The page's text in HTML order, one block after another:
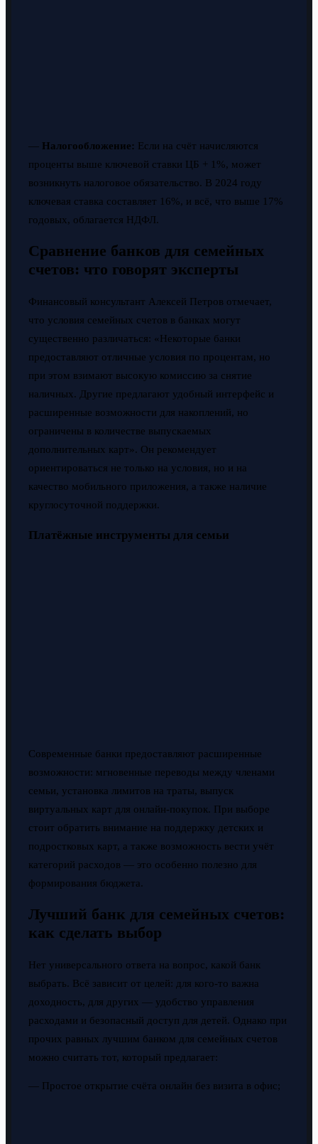
— Налогообложение: Если на счёт начисляются
проценты выше ключевой ставки ЦБ + 1%, может
возникнуть налоговое обязательство. В 2024 году
ключевая ставка составляет 16%, и всё, что выше 17%
годовых, облагается НДФЛ.
Сравнение банков для семейных
счетов: что говорят эксперты
Финансовый консультант Алексей Петров отмечает,
что условия семейных счетов в банках могут
существенно различаться: «Некоторые банки
предоставляют отличные условия по процентам, но
при этом взимают высокую комиссию за снятие
наличных. Другие предлагают удобный интерфейс и
расширенные возможности для накоплений, но
ограничены в количестве выпускаемых
дополнительных карт». Он рекомендует
ориентироваться не только на условия, но и на
качество мобильного приложения, а также наличие
круглосуточной поддержки.
Платёжные инструменты для семьи
Современные банки предоставляют расширенные
возможности: мгновенные переводы между членами
семьи, установка лимитов на траты, выпуск
виртуальных карт для онлайн-покупок. При выборе
стоит обратить внимание на поддержку детских и
подростковых карт, а также возможность вести учёт
категорий расходов — это особенно полезно для
формирования бюджета.
Лучший банк для семейных счетов:
как сделать выбор
Нет универсального ответа на вопрос, какой банк
выбрать. Всё зависит от целей: для кого-то важна
доходность, для других — удобство управления
расходами и безопасный доступ для детей. Однако при
прочих равных лучшим банком для семейных счетов
можно считать тот, который предлагает:
— Простое открытие счёта онлайн без визита в офис;